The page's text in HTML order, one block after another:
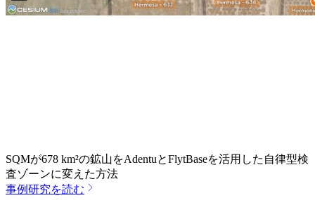
SQMが678 km²の鉱山をAdentuとFlytBaseを活用した自律型検
査ゾーンに変えた方法
事例研究を読む